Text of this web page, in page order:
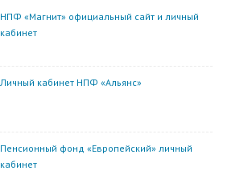
НПФ «Магнит» официальный сайт и личный
кабинет
Личный кабинет НПФ «Альянс»
Пенсионный фонд «Европейский» личный
кабинет